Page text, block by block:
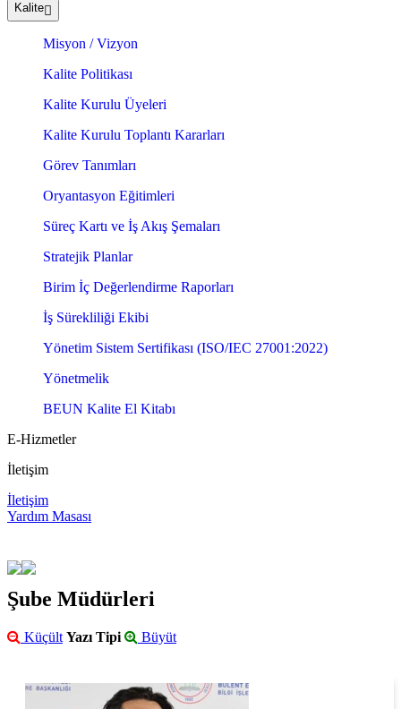
Kalite
Misyon / Vizyon
Kalite Politikası
Kalite Kurulu Üyeleri
Kalite Kurulu Toplantı Kararları
Görev Tanımları
Oryantasyon Eğitimleri
Süreç Kartı ve İş Akış Şemaları
Stratejik Planlar
Birim İç Değerlendirme Raporları
İş Sürekliliği Ekibi
Yönetim Sistem Sertifikası (ISO/IEC 27001:2022)
Yönetmelik
BEUN Kalite El Kitabı
E-Hizmetler
İletişim
İletişim
Yardım Masası
Şube Müdürleri
Küçült Yazı Tipi Büyüt